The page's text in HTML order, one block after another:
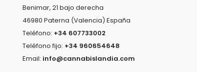
Benimar, 21 bajo derecha
46980 Paterna (Valencia) España
Teléfono: +34 607733002
Teléfono fijo: +34 960654648
Email: info@cannabislandia.com